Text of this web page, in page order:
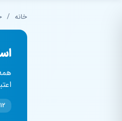
خانه /
12 خدمت آنلاین